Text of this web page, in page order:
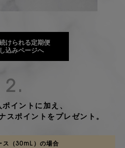
けられる定期便
込みページへ
2.
イントに加え、
スポイントをプレゼント。
ス（30mL）の場合